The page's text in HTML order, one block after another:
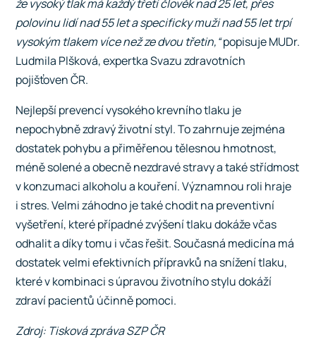
že vysoký tlak má každý třetí člověk nad 25 let, přes
polovinu lidí nad 55 let a specificky muži nad 55 let trpí
vysokým tlakem více než ze dvou třetin,“popisuje MUDr.
Ludmila Plšková, expertka Svazu zdravotních
pojišťoven ČR.
Nejlepší prevencí vysokého krevního tlaku je
nepochybně zdravý životní styl. To zahrnuje zejména
dostatek pohybu a přiměřenou tělesnou hmotnost,
méně solené a obecně nezdravé stravy a také střídmost
v konzumaci alkoholu a kouření. Významnou roli hraje
i stres. Velmi záhodno je také chodit na preventivní
vyšetření, které případné zvýšení tlaku dokáže včas
odhalit a díky tomu i včas řešit. Současná medicína má
dostatek velmi efektivních přípravků na snížení tlaku,
které v kombinaci s úpravou životního stylu dokáží
zdraví pacientů účinně pomoci.
Zdroj: Tisková zpráva SZP ČR